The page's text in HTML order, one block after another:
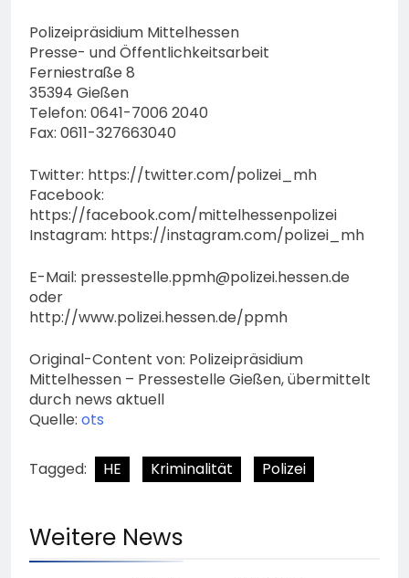
Polizeipräsidium Mittelhessen
Presse- und Öffentlichkeitsarbeit
Ferniestraße 8
35394 Gießen
Telefon: 0641-7006 2040
Fax: 0611-327663040
Twitter: https://twitter.com/polizei_mh
Facebook:
https://facebook.com/mittelhessenpolizei
Instagram: https://instagram.com/polizei_mh
E-Mail: pressestelle.ppmh@polizei.hessen.de
oder
http://www.polizei.hessen.de/ppmh
Original-Content von: Polizeipräsidium
Mittelhessen – Pressestelle Gießen, übermittelt
durch news aktuell
Quelle: ots
Tagged: HE Kriminalität Polizei
Weitere News